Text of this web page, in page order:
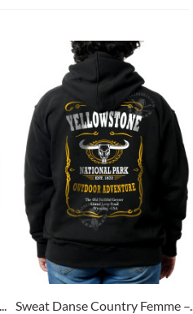
Sweat Danse Country Femme